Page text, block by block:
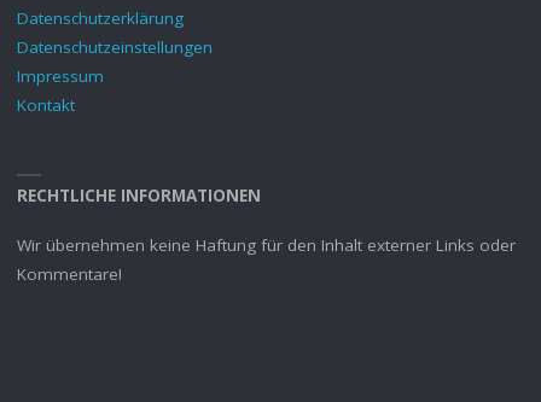
Datenschutzerklärung
Datenschutzeinstellungen
Impressum
Kontakt
RECHTLICHE INFORMATIONEN
Wir übernehmen keine Haftung für den Inhalt externer Links oder
Kommentare!